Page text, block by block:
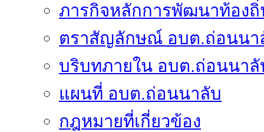
ภารกิจหลักการพัฒนาท้อง
ตราสัญลักษณ์ อบต.ถ่อนนา
บริบทภายใน อบต.ถ่อนนา
แผนที่ อบต.ถ่อนนาลับ
กฎหมายที่เกี่ยวข้อง